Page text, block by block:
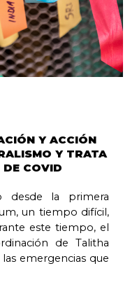
Y ACCIÓN
Y TRATA
DE COVID
desde la primera
un tiempo difícil,
este tiempo, el
de Talitha
emergencias que